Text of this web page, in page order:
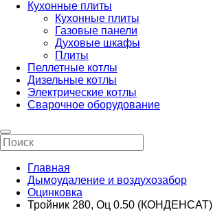
Кухонные плиты
Кухонные плиты
Газовые панели
Духовые шкафы
Плиты
Пеллетные котлы
Дизельные котлы
Электрические котлы
Сварочное оборудование
Главная
Дымоудаление и воздухозабор
Оцинковка
Тройник 280, Оц 0.50 (КОНДЕНСАТ)